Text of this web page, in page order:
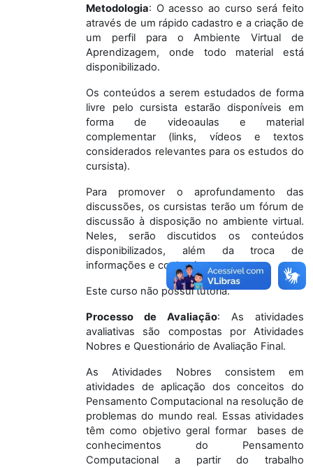
Metodologia: O acesso ao curso será feito
através de um rápido cadastro e a criação de
um perfil para o Ambiente Virtual de
Aprendizagem, onde todo material está
disponibilizado.
Os conteúdos a serem estudados de forma
livre pelo cursista estarão disponíveis em
forma de videoaulas e material
complementar (links, vídeos e textos
considerados relevantes para os estudos do
cursista).
Para promover o aprofundamento das
discussões, os cursistas terão um fórum de
discussão à disposição no ambiente virtual.
Neles, serão discutidos os conteúdos
disponibilizados, além da troca de
informações e conhecimentos.
Este curso não possui tutoria.
Processo de Avaliação: As atividades
avaliativas são compostas por Atividades
Nobres e Questionário de Avaliação Final.
As Atividades Nobres consistem em
atividades de aplicação dos conceitos do
Pensamento Computacional na resolução de
problemas do mundo real. Essas atividades
têm como objetivo geral formar bases de
conhecimentos do Pensamento
Computacional a partir do trabalho